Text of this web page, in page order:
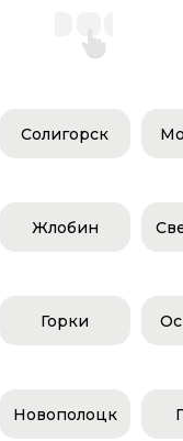
Солигорск
Жлобин
Горки
Новополоцк